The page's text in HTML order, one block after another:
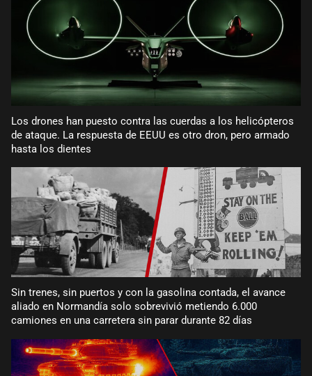
Los drones han puesto contra las cuerdas a los helicópteros
de ataque. La respuesta de EEUU es otro dron, pero armado
hasta los dientes
Sin trenes, sin puertos y con la gasolina contada, el avance
aliado en Normandía solo sobrevivió metiendo 6.000
camiones en una carretera sin parar durante 82 días